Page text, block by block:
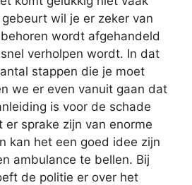
wil je er zeker van
wordt afgehandeld
verholpen wordt. In dat
stappen die je moet
we er even vanuit gaan dat
is voor de schade
er sprake zijn van enorme
kan het een goed idee zijn
ambulance te bellen. Bij
de politie er over het